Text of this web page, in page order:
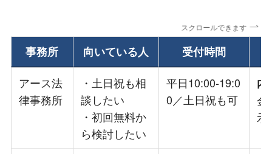
スクロールできます
事務所 向いている人
受付時間
アース法
律事務所
・土日祝も相
談したい
・初回無料か
ら検討したい
平日10:00-19:0
0／土日祝も可
内
金
示